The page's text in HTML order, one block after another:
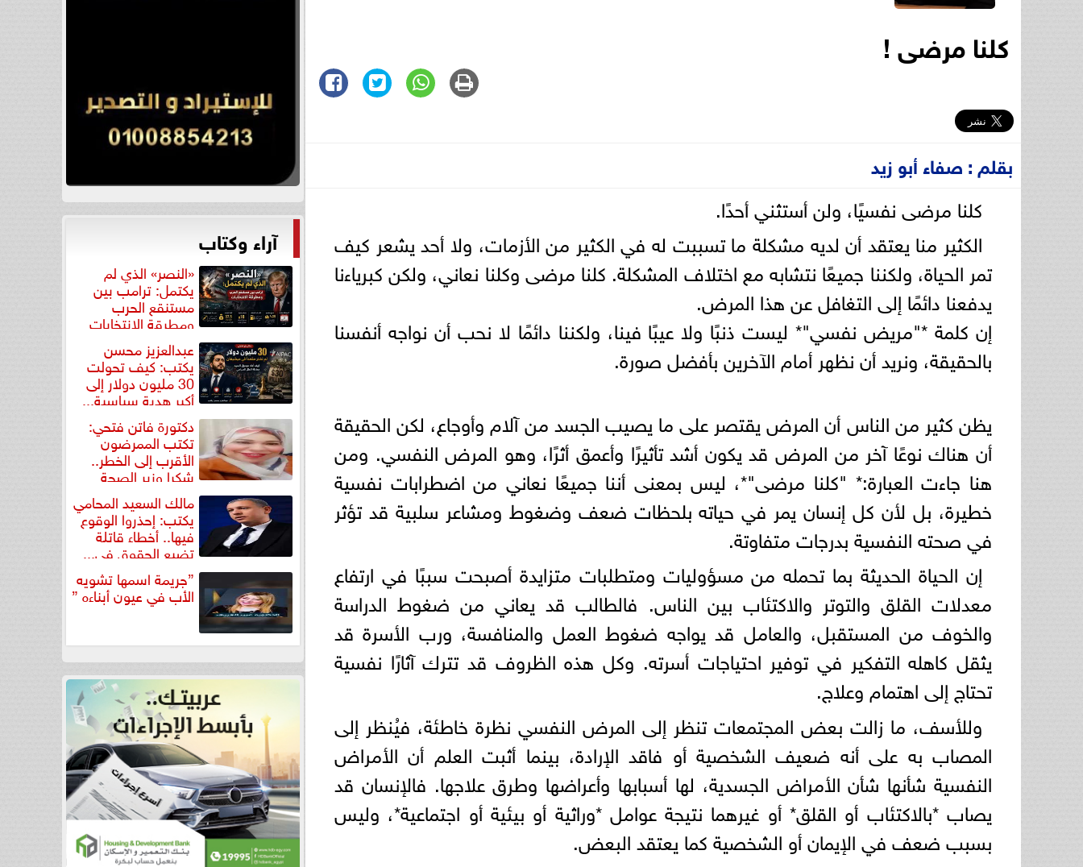
كلنا مرضى !
بقلم : صفاء أبو زيد
كلنا مرضى نفسيًا، ولن أستثني أحدًا.
الكثير منا يعتقد أن لديه مشكلة ما تسببت له في الكثير من الأزمات، ولا أحد يشعر كيف
تمر الحياة، ولكننا جميعًا نتشابه مع اختلاف المشكلة. كلنا مرضى وكلنا نعاني، ولكن كبرياءنا
يدفعنا دائمًا إلى التغافل عن هذا المرض.
إن كلمة *"مريض نفسي"* ليست ذنبًا ولا عيبًا فينا، ولكننا دائمًا لا نحب أن نواجه أنفسنا
بالحقيقة، ونريد أن نظهر أمام الآخرين بأفضل صورة.
يظن كثير من الناس أن المرض يقتصر على ما يصيب الجسد من آلام وأوجاع، لكن الحقيقة
أن هناك نوعًا آخر من المرض قد يكون أشد تأثيرًا وأعمق أثرًا، وهو المرض النفسي. ومن
هنا جاءت العبارة:* "كلنا مرضى"*، ليس بمعنى أننا جميعًا نعاني من اضطرابات نفسية
خطيرة، بل لأن كل إنسان يمر في حياته بلحظات ضعف وضغوط ومشاعر سلبية قد تؤثر
في صحته النفسية بدرجات متفاوتة.
إن الحياة الحديثة بما تحمله من مسؤوليات ومتطلبات متزايدة أصبحت سببًا في ارتفاع
معدلات القلق والتوتر والاكتئاب بين الناس. فالطالب قد يعاني من ضغوط الدراسة
والخوف من المستقبل، والعامل قد يواجه ضغوط العمل والمنافسة، ورب الأسرة قد
يثقل كاهله التفكير في توفير احتياجات أسرته. وكل هذه الظروف قد تترك آثارًا نفسية
تحتاج إلى اهتمام وعلاج.
وللأسف، ما زالت بعض المجتمعات تنظر إلى المرض النفسي نظرة خاطئة، فيُنظر إلى
المصاب به على أنه ضعيف الشخصية أو فاقد الإرادة، بينما أثبت العلم أن الأمراض
النفسية شأنها شأن الأمراض الجسدية، لها أسبابها وأعراضها وطرق علاجها. فالإنسان قد
يصاب *بالاكتئاب أو القلق* أو غيرهما نتيجة عوامل *وراثية أو بيئية أو اجتماعية*، وليس
بسبب ضعف في الإيمان أو الشخصية كما يعتقد البعض.
آراء وكتاب
«النصر» الذي لم
يكتمل: ترامب بين
مستنقع الحرب
ومطرقة الانتخابات
عبدالعزيز محسن
يكتب: كيف تحولت
30 مليون دولار إلى
أكبر هدية سياسية...
دكتورة فاتن فتحي:
تكتب الممرضون
الأقرب إلى الخطر..
شكرا وزير الصحة
لتكريم... مالك السعيد المحامي
يكتب: إحذروا الوقوع
فيها.. أخطاء قاتلة
تضيع الحقوق في...
”جريمة اسمها تشويه
الأب في عيون أبناءه ”